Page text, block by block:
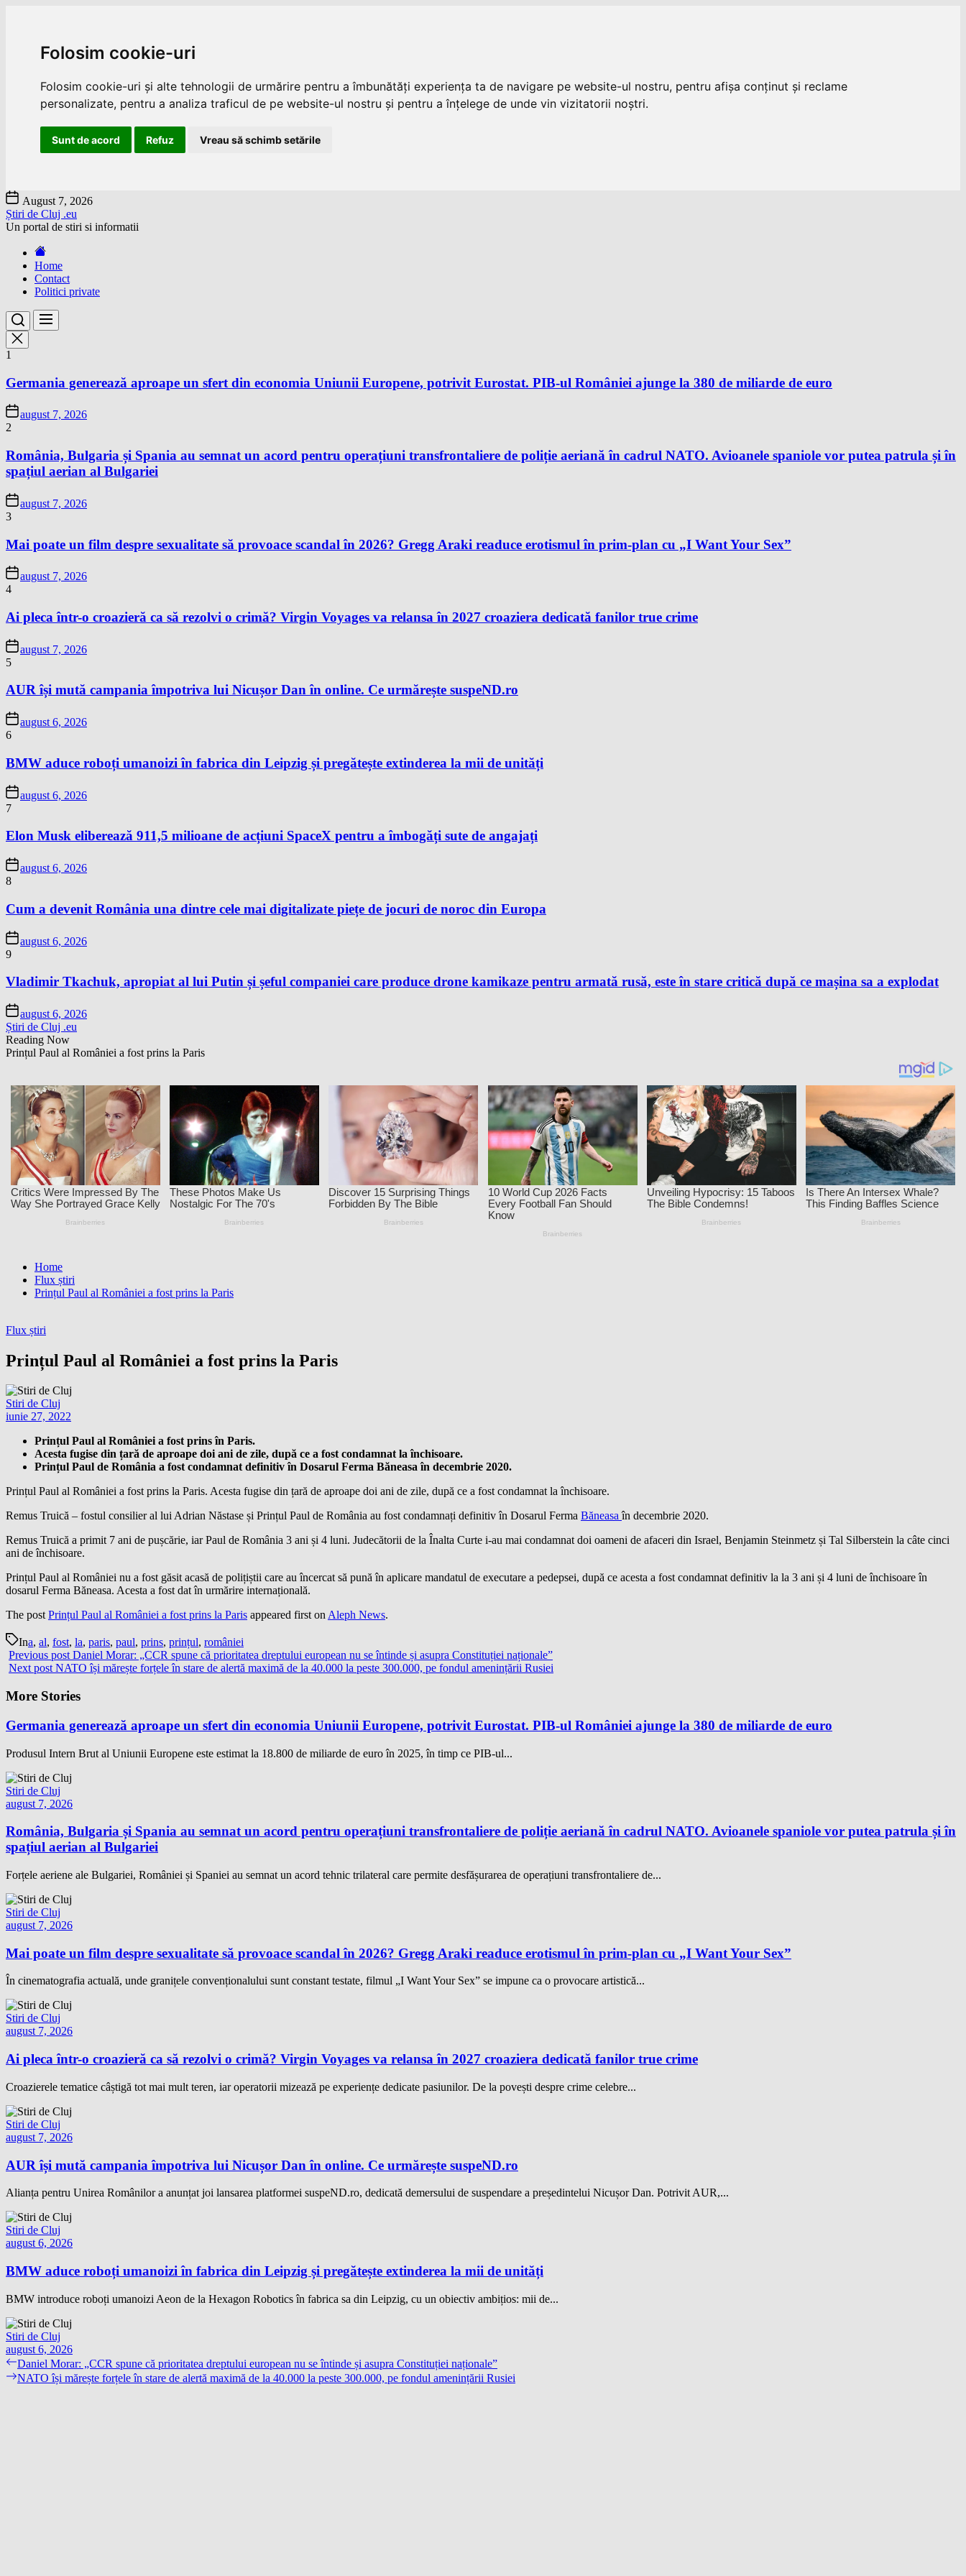
Folosim cookie-uri
Folosim cookie-uri și alte tehnologii de urmărire pentru a îmbunătăți experiența ta de navigare pe website-ul nostru, pentru afișa conținut și reclame
personalizate, pentru a analiza traficul de pe website-ul nostru și pentru a înțelege de unde vin vizitatorii noștri.
Sunt de acord Refuz Vreau să schimb setările
Skip
to
the
content
August 7, 2026
Știri de Cluj .eu
Un portal de stiri si informatii
Home
Contact
Politici private
1
Germania generează aproape un sfert din economia Uniunii Europene, potrivit Eurostat. PIB-ul României ajunge la 380 de miliarde de euro
august 7, 2026
2
România, Bulgaria și Spania au semnat un acord pentru operațiuni transfrontaliere de poliție aeriană în cadrul NATO. Avioanele spaniole vor putea patrula și în
spațiul aerian al Bulgariei
august 7, 2026
3
Mai poate un film despre sexualitate să provoace scandal în 2026? Gregg Araki readuce erotismul în prim-plan cu „I Want Your Sex”
august 7, 2026
4
Ai pleca într-o croazieră ca să rezolvi o crimă? Virgin Voyages va relansa în 2027 croaziera dedicată fanilor true crime
august 7, 2026
5
AUR își mută campania împotriva lui Nicușor Dan în online. Ce urmărește suspeND.ro
august 6, 2026
6
BMW aduce roboți umanoizi în fabrica din Leipzig și pregătește extinderea la mii de unități
august 6, 2026
7
Elon Musk eliberează 911,5 milioane de acțiuni SpaceX pentru a îmbogăți sute de angajați
august 6, 2026
8
Cum a devenit România una dintre cele mai digitalizate piețe de jocuri de noroc din Europa
august 6, 2026
9
Vladimir Tkachuk, apropiat al lui Putin și șeful companiei care produce drone kamikaze pentru armată rusă, este în stare critică după ce mașina sa a explodat
august 6, 2026
Știri de Cluj .eu
Reading Now
Prințul Paul al României a fost prins la Paris
Home
Flux știri
Prințul Paul al României a fost prins la Paris
Flux știri
Prințul Paul al României a fost prins la Paris
Stiri de Cluj
iunie 27, 2022
Prințul Paul al României a fost prins în Paris.
Acesta fugise din țară de aproape doi ani de zile, după ce a fost condamnat la închisoare.
Prințul Paul de România a fost condamnat definitiv în Dosarul Ferma Băneasa în decembrie 2020.
Prințul Paul al României a fost prins la Paris. Acesta fugise din țară de aproape doi ani de zile, după ce a fost condamnat la închisoare.
Remus Truică – fostul consilier al lui Adrian Năstase și Prințul Paul de România au fost condamnați definitiv în Dosarul Ferma Băneasaîn decembrie 2020.
Remus Truică a primit 7 ani de pușcărie, iar Paul de România 3 ani și 4 luni. Judecătorii de la Înalta Curte i-au mai condamnat doi oameni de afaceri din Israel, Benjamin Steinmetz și Tal Silberstein la câte cinci
ani de închisoare.
Prințul Paul al României nu a fost găsit acasă de polițiștii care au încercat să pună în aplicare mandatul de executare a pedepsei, după ce acesta a fost condamnat definitiv la la 3 ani și 4 luni de închisoare în
dosarul Ferma Băneasa. Acesta a fost dat în urmărire internațională.
The postPrințul Paul al României a fost prins la Paris appeared first onAleph News.
Ina, al, fost, la, paris, paul, prins, prințul, româniei
Previous post Daniel Morar: „CCR spune că prioritatea dreptului european nu se întinde și asupra Constituției naționale”
Next post NATO își mărește forțele în stare de alertă maximă de la 40.000 la peste 300.000, pe fondul amenințării Rusiei
More Stories
Germania generează aproape un sfert din economia Uniunii Europene, potrivit Eurostat. PIB-ul României ajunge la 380 de miliarde de euro
Produsul Intern Brut al Uniunii Europene este estimat la 18.800 de miliarde de euro în 2025, în timp ce PIB-ul...
Stiri de Cluj
august 7, 2026
România, Bulgaria și Spania au semnat un acord pentru operațiuni transfrontaliere de poliție aeriană în cadrul NATO. Avioanele spaniole vor putea patrula și în
spațiul aerian al Bulgariei
Forțele aeriene ale Bulgariei, României și Spaniei au semnat un acord tehnic trilateral care permite desfășurarea de operațiuni transfrontaliere de...
Stiri de Cluj
august 7, 2026
Mai poate un film despre sexualitate să provoace scandal în 2026? Gregg Araki readuce erotismul în prim-plan cu „I Want Your Sex”
În cinematografia actuală, unde granițele convenționalului sunt constant testate, filmul „I Want Your Sex” se impune ca o provocare artistică...
Stiri de Cluj
august 7, 2026
Ai pleca într-o croazieră ca să rezolvi o crimă? Virgin Voyages va relansa în 2027 croaziera dedicată fanilor true crime
Croazierele tematice câștigă tot mai mult teren, iar operatorii mizează pe experiențe dedicate pasiunilor. De la povești despre crime celebre...
Stiri de Cluj
august 7, 2026
AUR își mută campania împotriva lui Nicușor Dan în online. Ce urmărește suspeND.ro
Alianța pentru Unirea Românilor a anunțat joi lansarea platformei suspeND.ro, dedicată demersului de suspendare a președintelui Nicușor Dan. Potrivit AUR,...
Stiri de Cluj
august 6, 2026
BMW aduce roboți umanoizi în fabrica din Leipzig și pregătește extinderea la mii de unități
BMW introduce roboți umanoizi Aeon de la Hexagon Robotics în fabrica sa din Leipzig, cu un obiectiv ambițios: mii de...
Stiri de Cluj
august 6, 2026
Navigare
în
Previous
post:
Daniel Morar: „CCR spune că prioritatea dreptului european nu se întinde și asupra Constituției naționale”
Next
NATO își mărește forțele în stare de alertă maximă de la 40.000 la peste 300.000, pe fondul amenințării Rusiei